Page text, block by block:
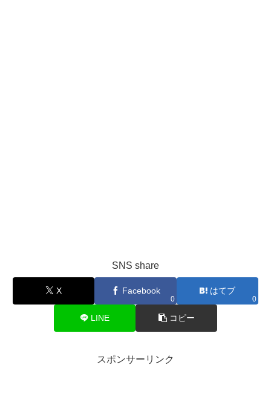
SNS share
X Facebook
0
はてブ
0
LINE コピー
スポンサーリンク